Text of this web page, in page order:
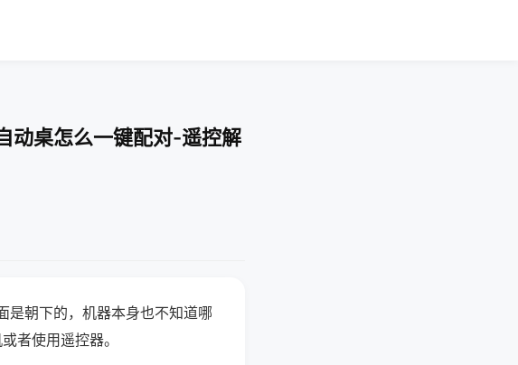
动桌怎么一键配对-遥控解
是朝下的，机器本身也不知道哪
者使用遥控器。